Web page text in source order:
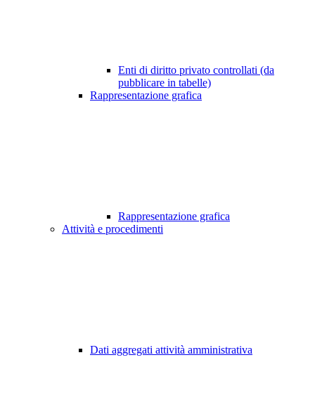
Enti di diritto privato controllati (da
pubblicare in tabelle)
Rappresentazione grafica
Rappresentazione grafica
Attività e procedimenti
Dati aggregati attività amministrativa